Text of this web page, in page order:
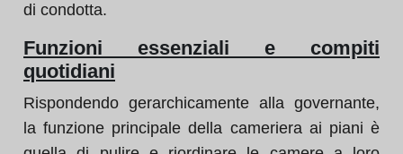
di condotta.
Funzioni essenziali e compiti
quotidiani
Rispondendo gerarchicamente alla governante,
la funzione principale della cameriera ai piani è